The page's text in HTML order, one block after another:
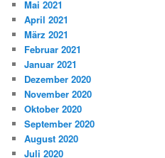
Mai 2021
April 2021
März 2021
Februar 2021
Januar 2021
Dezember 2020
November 2020
Oktober 2020
September 2020
August 2020
Juli 2020